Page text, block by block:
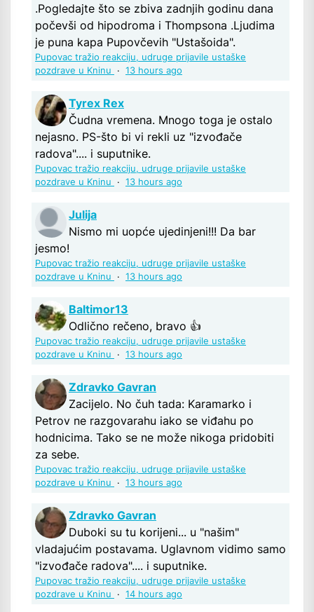
.Pogledajte što se zbiva zadnjih godinu dana
počevši od hipodroma i Thompsona .Ljudima
je puna kapa Pupovčevih "Ustašoida".
Pupovac tražio reakciju, udruge prijavile ustaške
pozdrave u Kninu
· 13 hours ago
Tyrex Rex
Čudna vremena. Mnogo toga je ostalo
nejasno. PS-što bi vi rekli uz "izvođače
radova".... i suputnike.
Pupovac tražio reakciju, udruge prijavile ustaške
pozdrave u Kninu
· 13 hours ago
Julija
Nismo mi uopće ujedinjeni!!! Da bar
jesmo!
Pupovac tražio reakciju, udruge prijavile ustaške
pozdrave u Kninu
· 13 hours ago
Baltimor13
Odlično rečeno, bravo 👍
Pupovac tražio reakciju, udruge prijavile ustaške
pozdrave u Kninu
· 13 hours ago
Zdravko Gavran
Zacijelo. No čuh tada: Karamarko i
Petrov ne razgovarahu iako se viđahu po
hodnicima. Tako se ne može nikoga pridobiti
za sebe.
Pupovac tražio reakciju, udruge prijavile ustaške
pozdrave u Kninu
· 13 hours ago
Zdravko Gavran
Duboki su tu korijeni... u "našim"
vladajućim postavama. Uglavnom vidimo samo
"izvođače radova".... i suputnike.
Pupovac tražio reakciju, udruge prijavile ustaške
pozdrave u Kninu
· 14 hours ago